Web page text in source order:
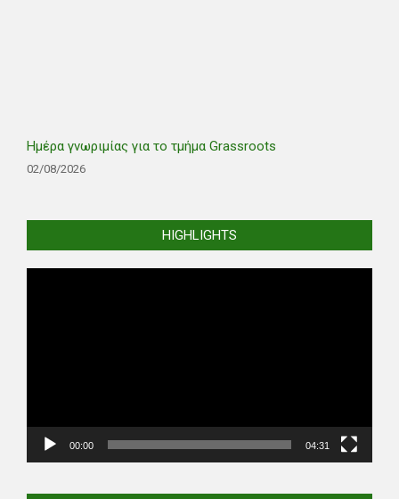
Ημέρα γνωριμίας για το τμήμα Grassroots
02/08/2026
HIGHLIGHTS
00:00 04:31